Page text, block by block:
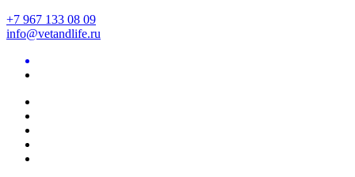
+7 967 133 08 09
info@vetandlife.ru